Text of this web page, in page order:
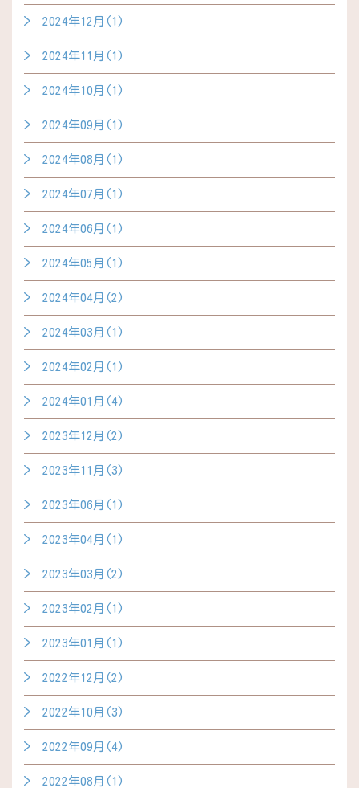
2024年12月(1)
2024年11月(1)
2024年10月(1)
2024年09月(1)
2024年08月(1)
2024年07月(1)
2024年06月(1)
2024年05月(1)
2024年04月(2)
2024年03月(1)
2024年02月(1)
2024年01月(4)
2023年12月(2)
2023年11月(3)
2023年06月(1)
2023年04月(1)
2023年03月(2)
2023年02月(1)
2023年01月(1)
2022年12月(2)
2022年10月(3)
2022年09月(4)
2022年08月(1)